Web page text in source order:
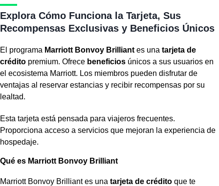
Explora Cómo Funciona la Tarjeta, Sus
Recompensas Exclusivas y Beneficios Únicos
El programa Marriott Bonvoy Brilliant es una tarjeta de
crédito premium. Ofrece beneficios únicos a sus usuarios en
el ecosistema Marriott. Los miembros pueden disfrutar de
ventajas al reservar estancias y recibir recompensas por su
lealtad.
Esta tarjeta está pensada para viajeros frecuentes.
Proporciona acceso a servicios que mejoran la experiencia de
hospedaje.
Qué es Marriott Bonvoy Brilliant
Marriott Bonvoy Brilliant es una tarjeta de crédito que te